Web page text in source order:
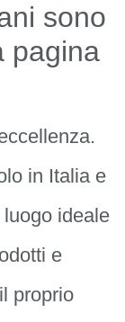
sono
pagina
in Italia e
ideale
e
proprio